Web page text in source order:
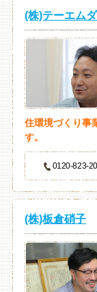
(株)テーエム
住環境づくり事
す。
0120-823-
(株)板倉硝子